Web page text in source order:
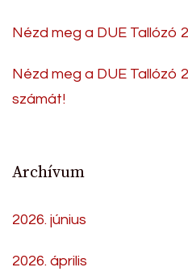
Nézd meg a DUE Tallózó
Nézd meg a DUE Tallózó
számát!
Archívum
2026. június
2026. április